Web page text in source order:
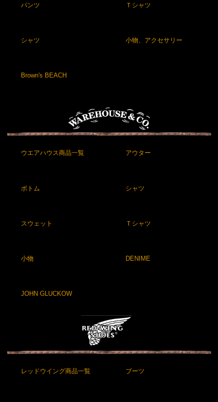
パンツ Ｔシャツ
シャツ 小物、アクセサリー
Brown's BEACH
ウエアハウス商品一覧 アウター
ボトム シャツ
スウェット Ｔシャツ
小物 DENIME
JOHN GLUCKOW
レッドウイング商品一覧 ブーツ